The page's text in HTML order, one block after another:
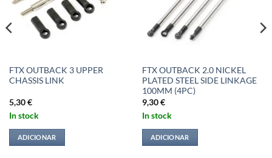
FTX OUTBACK 3 UPPER
CHASSIS LINK
5,30€
In stock
ADICIONAR
FTX OUTBACK 2.0 NICKEL
PLATED STEEL SIDE LINKAGE
100MM (4PC)
9,30€
In stock
ADICIONAR